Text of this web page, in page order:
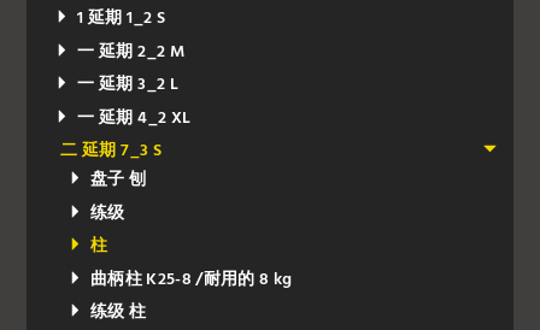
1 延期 1_2 S
一 延期 2_2 M
一 延期 3_2 L
一 延期 4_2 XL
二 延期 7_3 S
盘子 刨
练级
柱
曲柄柱 K25-8 /耐用的 8 kg
练级 柱